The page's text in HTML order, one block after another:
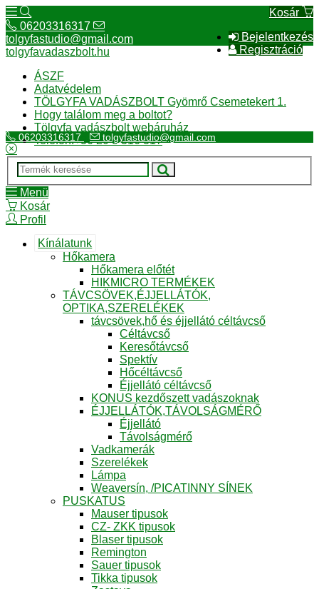
Kosár
Bejelentkezés
Regisztráció
06203316317
tolgyfastudio@gmail.com
tolgyfavadaszbolt.hu
ÁSZF
Adatvédelem
TÖLGYFA VADÁSZBOLT Gyömrő Csemetekert 1.
Hogy találom meg a boltot?
Tölgyfa vadászbolt webáruház
Telefon:+36 20 3 316 317
06203316317 tolgyfastudio@gmail.com
Menü
Kosár
Profil
Kínálatunk
Hőkamera
Hőkamera előtét
HIKMICRO TERMÉKEK
TÁVCSÖVEK,ÉJJELLÁTÓK,
OPTIKA,SZERELÉKEK
távcsövek,hő és éjjellátó céltávcső
Céltávcső
Keresőtávcső
Spektív
Hőcéltávcső
Éjjellátó céltávcső
KONUS kezdőszett vadászoknak
ÉJJELLÁTÓK,TÁVOLSÁGMÉRŐ
Éjjellátó
Távolságmérő
Vadkamerák
Szerelékek
Lámpa
Weaversín, /PICATINNY SÍNEK
PUSKATUS
Mauser tipusok
CZ- ZKK tipusok
Blaser tipusok
Remington
Sauer tipusok
Tikka tipusok